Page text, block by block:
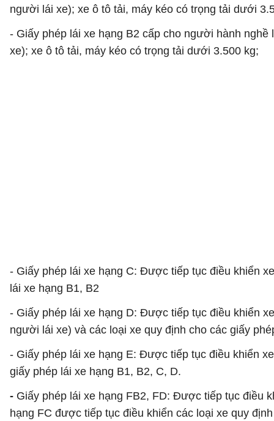
người lái xe); xe ô tô tải, máy kéo có trọng tải dưới
- Giấy phép lái xe hạng B2 cấp cho người hành
xe); xe ô tô tải, máy kéo có trọng tải dưới 3.500 kg;
- Giấy phép lái xe hạng C: Được tiếp tục điều khiển
lái xe hạng B1, B2
- Giấy phép lái xe hạng D: Được tiếp tục điều khiển
người lái xe) và các loại xe quy định cho các giấy
- Giấy phép lái xe hạng E: Được tiếp tục điều khiển
giấy phép lái xe hạng B1, B2, C, D.
- Giấy phép lái xe hạng FB2, FD: Được tiếp tục điều
hạng FC được tiếp tục điều khiển các loại xe quy